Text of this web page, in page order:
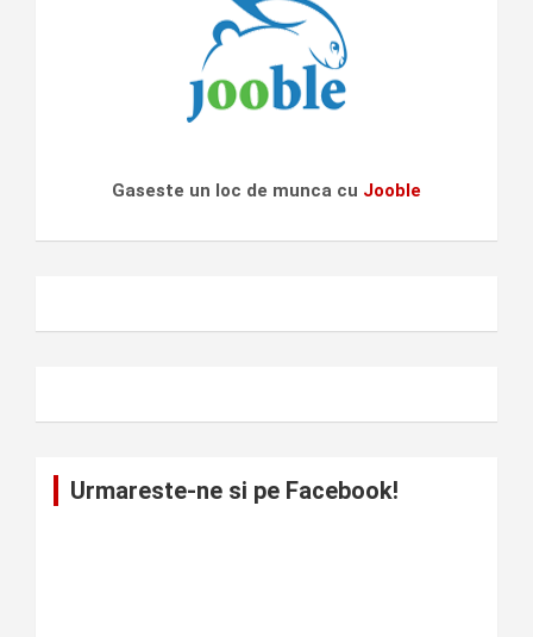
Gaseste un loc de munca cu Jooble
Urmareste-ne si pe Facebook!